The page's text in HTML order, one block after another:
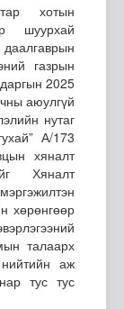
хотын
шуурхай
газрын
2025
аюулгүй
нутаг
А/173
хяналт
Хяналт
хөрөнгөөр
талаарх
аж
тус тус